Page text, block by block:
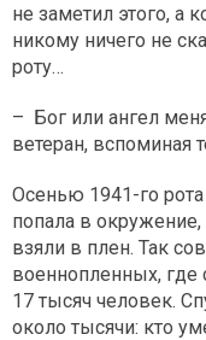
не заметил этого, а
никому ничего не
роту…
– Бог или ангел
ветеран, вспоминая
Осенью 1941-го
попала в окружение,
взяли в плен. Так
военнопленных,
17 тысяч человек.
около тысячи: кто